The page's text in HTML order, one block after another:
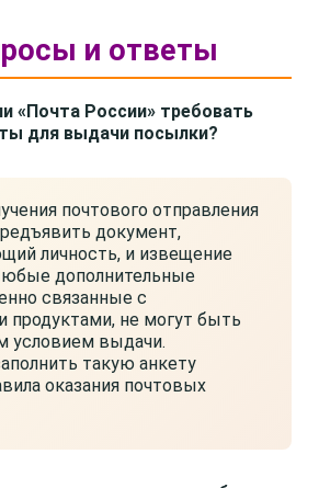
и ответы
«Почта России» требовать
для выдачи посылки?
почтового отправления
документ,
личность, и извещение
дополнительные
связанные с
не могут быть
условием выдачи.
такую анкету
оказания почтовых